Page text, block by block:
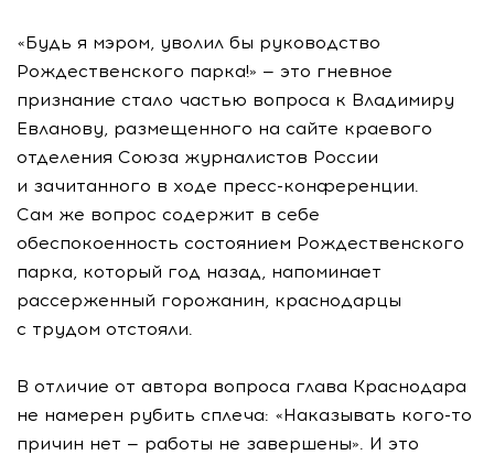
«Будь я мэром, уволил бы руководство
Рождественского парка!» — это гневное
признание стало частью вопроса к Владимиру
Евланову, размещенного на сайте краевого
отделения Союза журналистов России
и зачитанного в ходе пресс-конференции.
Сам же вопрос содержит в себе
обеспокоенность состоянием Рождественского
парка, который год назад, напоминает
рассерженный горожанин, краснодарцы
с трудом отстояли.
В отличие от автора вопроса глава Краснодара
не намерен рубить сплеча: «Наказывать кого-то
причин нет — работы не завершены». И это